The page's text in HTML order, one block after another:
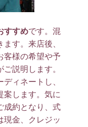
すすめです。混
ます。来店後、
客様の希望や予
ご説明します。
ィネートし、
案します。気に
成約となり、式
現金、クレジッ